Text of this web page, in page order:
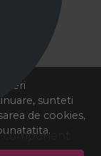
sunteti
de cookies,